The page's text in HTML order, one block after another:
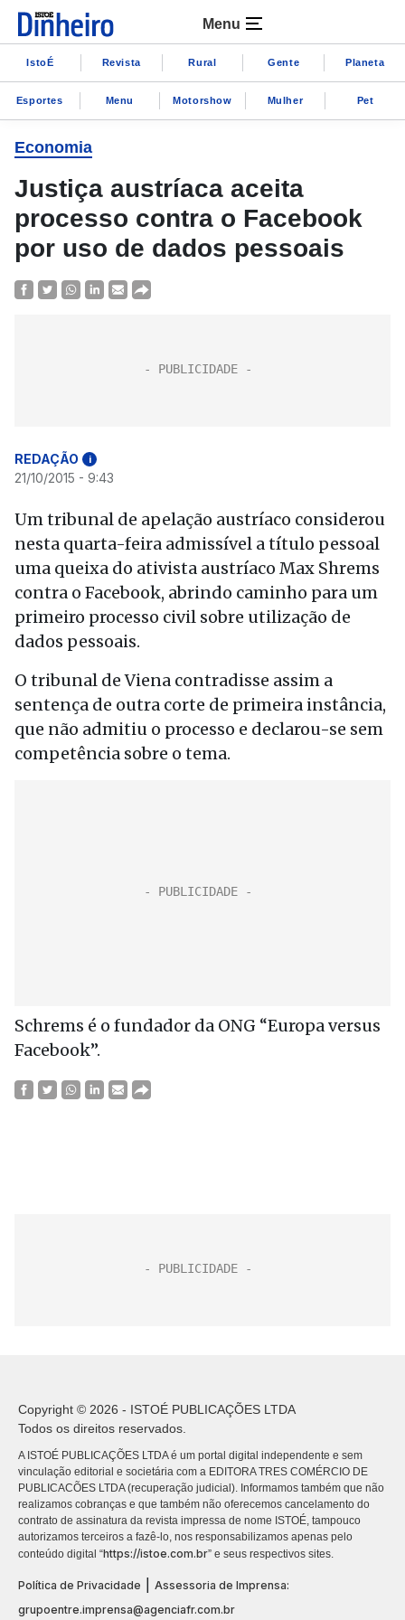
Menu
IstoÉ Revista Rural Gente Planeta
Esportes Menu Motorshow Mulher Pet
Economia
Justiça austríaca aceita
processo contra o Facebook
por uso de dados pessoais
REDAÇÃO i
21/10/2015 - 9:43
Um tribunal de apelação austríaco considerou
nesta quarta-feira admissível a título pessoal
uma queixa do ativista austríaco Max Shrems
contra o Facebook, abrindo caminho para um
primeiro processo civil sobre utilização de
dados pessoais.
O tribunal de Viena contradisse assim a
sentença de outra corte de primeira instância,
que não admitiu o processo e declarou-se sem
competência sobre o tema.
Schrems é o fundador da ONG “Europa versus
Facebook”.
Copyright © 2026 - ISTOÉ PUBLICAÇÕES LTDA
Todos os direitos reservados.
A ISTOÉ PUBLICAÇÕES LTDA é um portal digital independente e sem
vinculação editorial e societária com a EDITORA TRES COMÉRCIO DE
PUBLICACÕES LTDA (recuperação judicial). Informamos também que não
realizamos cobranças e que também não oferecemos cancelamento do
contrato de assinatura da revista impressa de nome ISTOÉ, tampouco
autorizamos terceiros a fazê-lo, nos responsabilizamos apenas pelo
conteúdo digital “https://istoe.com.br” e seus respectivos sites.
Política de Privacidade
Assessoria de Imprensa:
grupoentre.imprensa@agenciafr.com.br